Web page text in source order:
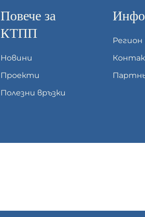
Повече за
КТПП
Новини
Проекти
Полезни връзки